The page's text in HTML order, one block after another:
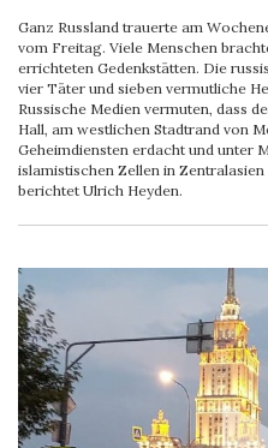
Ganz Russland trauerte am
vom Freitag. Viele Menschen
errichteten Gedenkstätten. Die
vier Täter und sieben vermutliche
Russische Medien vermuten, dass
Hall, am westlichen Stadtrand von
Geheimdiensten erdacht und unter
islamistischen Zellen in
berichtet Ulrich Heyden.